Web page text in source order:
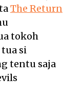
The Return
tokoh
si
tentu saja